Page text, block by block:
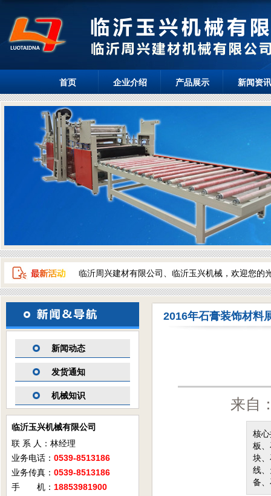
首页 企业介绍 产品展示 新闻资讯
临沂周兴建材有限公司、临沂玉兴机械，欢迎您的
新闻动态
发货通知
机械知识
临沂玉兴机械有限公司
联 系 人：林经理
业务电话： 0539-8513186
业务传真： 0539-8513186
手 机： 18853981900
2016年石膏装饰材料
来自
核
板
块
线
备